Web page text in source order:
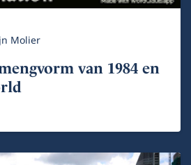
Molier
van 1984 en